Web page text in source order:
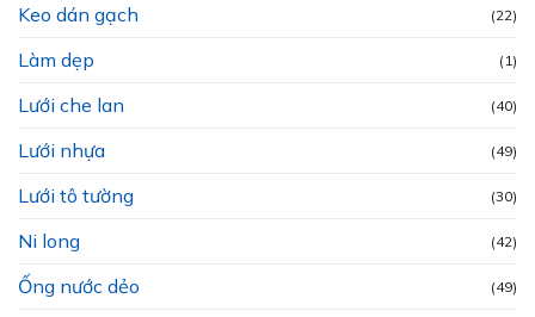
Keo dán gạch (22)
Làm dẹp (1)
Lưới che lan (40)
Lưới nhựa (49)
Lưới tô tường (30)
Ni long (42)
Ống nước dẻo (49)